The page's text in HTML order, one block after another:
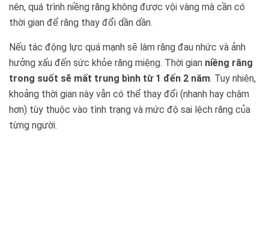
nên, quá trình niềng răng không được vội vàng mà cần có
thời gian để răng thay đổi dần dần.
Nếu tác động lực quá mạnh sẽ làm răng đau nhức và ảnh
hưởng xấu đến sức khỏe răng miệng. Thời gian niềng răng
trong suốt sẽ mất trung bình từ 1 đến 2 năm. Tuy nhiên,
khoảng thời gian này vẫn có thể thay đổi (nhanh hay chậm
hơn) tùy thuộc vào tình trạng và mức độ sai lệch răng của
từng người.